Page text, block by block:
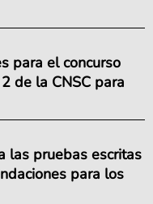
para el concurso
de la CNSC para
las pruebas escritas
para los